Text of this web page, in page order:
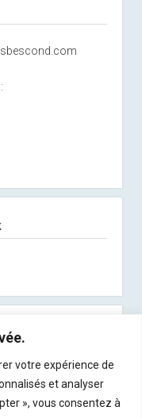
votre expérience de
et analyser
», vous consentez à
dans